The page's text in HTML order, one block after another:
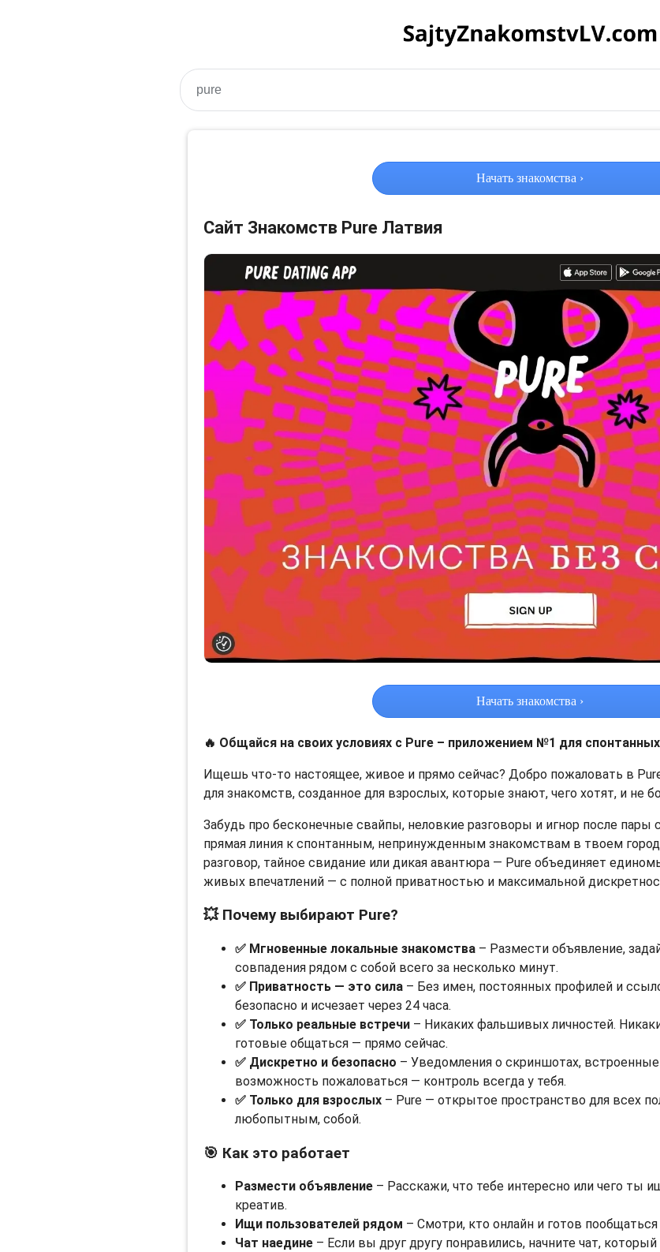
pure
Начать знакомства ›
Сайт Знакомств Pure Латвия
Начать знакомства ›
🔥 Общайся на своих условиях с Pure – приложением №1 для
Ищешь что-то настоящее, живое и прямо сейчас? Добро пожаловать в
для знакомств, созданное для взрослых, которые знают, чего хотят, и не
Забудь про бесконечные свайпы, неловкие разговоры и игнор после пары
прямая линия к спонтанным, непринужденным знакомствам в твоем
разговор, тайное свидание или дикая авантюра — Pure объединяет
живых впечатлений — с полной приватностью и максимальной
💥 Почему выбирают Pure?
✅ Мгновенные локальные знакомства – Размести объявление,
совпадения рядом с собой всего за несколько минут.
✅ Приватность — это сила – Без имен, постоянных профилей и
безопасно и исчезает через 24 часа.
✅ Только реальные встречи – Никаких фальшивых личностей.
готовые общаться — прямо сейчас.
✅ Дискретно и безопасно – Уведомления о скриншотах,
возможность пожаловаться — контроль всегда у тебя.
✅ Только для взрослых – Pure — открытое пространство для всех
любопытным, собой.
🎯 Как это работает
Размести объявление – Расскажи, что тебе интересно или чего ты
креатив.
Ищи пользователей рядом – Смотри, кто онлайн и готов пообщаться
Чат наедине – Если вы друг другу понравились, начните чат,